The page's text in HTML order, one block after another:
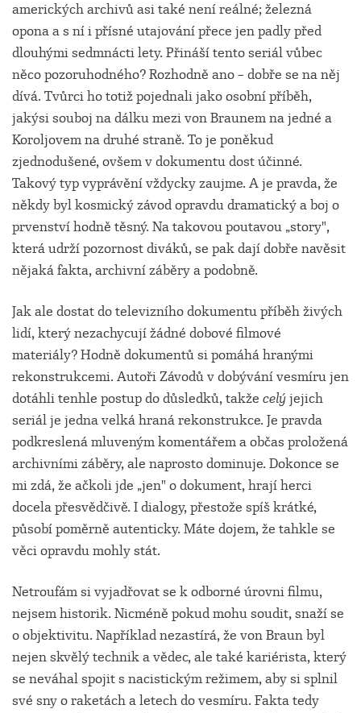
amerických archivů asi také není reálné; železná
opona a s ní i přísné utajování přece jen padly před
dlouhými sedmnácti lety. Přináší tento seriál vůbec
něco pozoruhodného? Rozhodně ano – dobře se na něj
dívá. Tvůrci ho totiž pojednali jako osobní příběh,
jakýsi souboj na dálku mezi von Braunem na jedné a
Koroljovem na druhé straně. To je poněkud
zjednodušené, ovšem v dokumentu dost účinné.
Takový typ vyprávění vždycky zaujme. A je pravda, že
někdy byl kosmický závod opravdu dramatický a boj o
prvenství hodně těsný. Na takovou poutavou „story",
která udrží pozornost diváků, se pak dají dobře navěsit
nějaká fakta, archivní záběry a podobně.
Jak ale dostat do televizního dokumentu příběh živých
lidí, který nezachycují žádné dobové filmové
materiály? Hodně dokumentů si pomáhá hranými
rekonstrukcemi. Autoři Závodů v dobývání vesmíru jen
dotáhli tenhle postup do důsledků, takže celýjejich
seriál je jedna velká hraná rekonstrukce. Je pravda
podkreslená mluveným komentářem a občas proložená
archivními záběry, ale naprosto dominuje. Dokonce se
mi zdá, že ačkoli jde „jen" o dokument, hrají herci
docela přesvědčivě. I dialogy, přestože spíš krátké,
působí poměrně autenticky. Máte dojem, že tahkle se
věci opravdu mohly stát.
Netroufám si vyjadřovat se k odborné úrovni filmu,
nejsem historik. Nicméně pokud mohu soudit, snaží se
o objektivitu. Například nezastírá, že von Braun byl
nejen skvělý technik a vědec, ale také kariérista, který
se neváhal spojit s nacistickým režimem, aby si splnil
své sny o raketách a letech do vesmíru. Fakta tedy